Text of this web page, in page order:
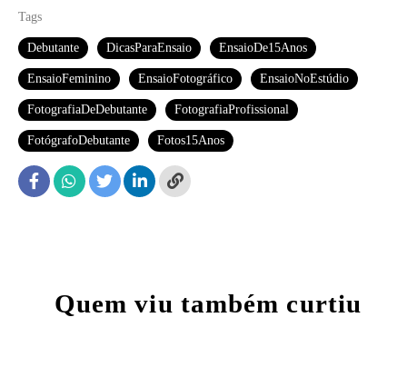
Tags
Debutante DicasParaEnsaio EnsaioDe15Anos
EnsaioFeminino EnsaioFotográfico EnsaioNoEstúdio
FotografiaDeDebutante FotografiaProfissional
FotógrafoDebutante Fotos15Anos
Quem viu também curtiu